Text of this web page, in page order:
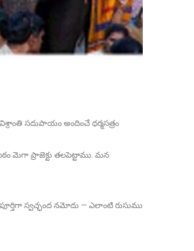
Sri Grandhi Anil
Founder Donor, USA
సదుపాయం అందించే ధర్మసత్రం
మెగా ప్రాజెక్టు తలపెట్టాము. మన
స్వచ్ఛంద నమోదు — ఎలాంటి రుసుము